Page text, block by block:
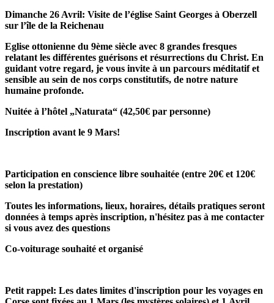
Dimanche 26 Avril: Visite de l’église Saint Georges à Oberzell
sur l’île de la Reichenau
Eglise ottonienne du 9ème siècle avec 8 grandes fresques
relatant les différentes guérisons et résurrections du Christ. En
guidant votre regard, je vous invite à un parcours méditatif et
sensible au sein de nos corps constitutifs, de notre nature
humaine profonde.
Nuitée à l’hôtel „Naturata“ (42,50€ par personne)
Inscription avant le 9 Mars!
Participation en conscience libre souhaitée (entre 20€ et 120€
selon la prestation)
Toutes les informations, lieux, horaires, détails pratiques seront
données à temps après inscription, n'hésitez pas à me contacter
si vous avez des questions
Co-voiturage souhaité et organisé
Petit rappel: Les dates limites d'inscription pour les voyages en